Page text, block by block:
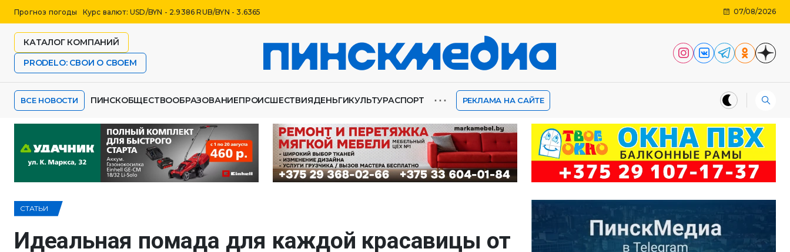
Прогноз погоды Курс валют: USD/BYN - 2.9386 RUB/BYN - 3.6365 07/08/2026
КАТАЛОГ КОМПАНИЙ
PRODELO: СВОИ О СВОЕМ
ВСЕ НОВОСТИ ПИНСКОБЩЕСТВООБРАЗОВАНИЕПРОИСШЕСТВИЯДЕНЬГИКУЛЬТУРАСПОРТ ⋯ РЕКЛАМА НА САЙТЕ
СТАТЬИ
Идеальная помада для каждой красавицы от